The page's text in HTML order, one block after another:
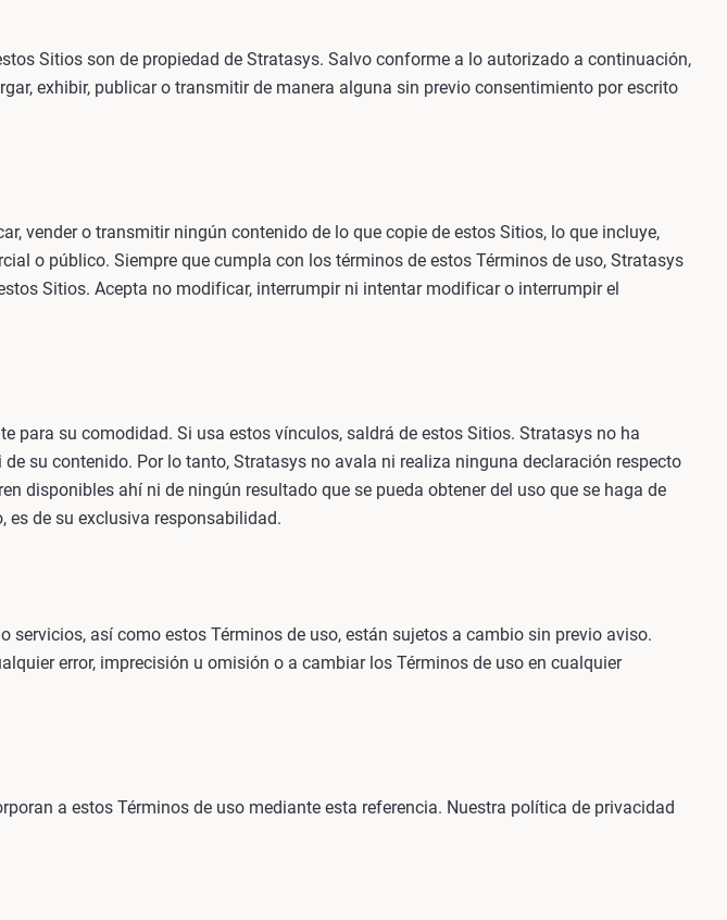
Sitios son de propiedad de Stratasys. Salvo conforme a lo autorizado a continuación,
exhibir, publicar o transmitir de manera alguna sin previo consentimiento por escrito
vender o transmitir ningún contenido de lo que copie de estos Sitios, lo que incluye,
o público. Siempre que cumpla con los términos de estos Términos de uso, Stratasys
Sitios. Acepta no modificar, interrumpir ni intentar modificar o interrumpir el
para su comodidad. Si usa estos vínculos, saldrá de estos Sitios. Stratasys no ha
su contenido. Por lo tanto, Stratasys no avala ni realiza ninguna declaración respecto
disponibles ahí ni de ningún resultado que se pueda obtener del uso que se haga de
es de su exclusiva responsabilidad.
así como estos Términos de uso, están sujetos a cambio sin previo aviso.
error, imprecisión u omisión o a cambiar los Términos de uso en cualquier
a estos Términos de uso mediante esta referencia. Nuestra política de privacidad